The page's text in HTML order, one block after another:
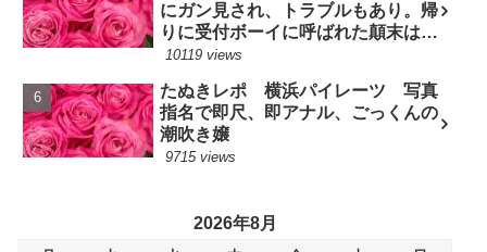
にガン見され、トラブルもあり。帰
りに受付ボーイに呼ばれた顛末は？
(7/10現役嬢)
10119 views
たぬきレポ 横浜パイレーツ 写真
指名で即尺、即アナル、ごっくんの
潮吹き嬢
9715 views
2026年8月